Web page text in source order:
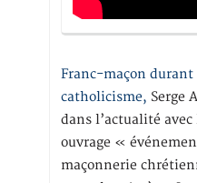
Franc-maçon
catholicisme, Serge
dans l’actualité
ouvrage «
maçonnerie